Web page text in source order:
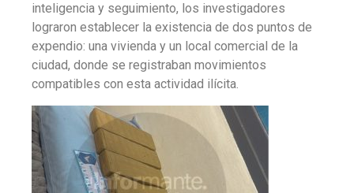
inteligencia y seguimiento, los investigadores
lograron establecer la existencia de dos puntos de
expendio: una vivienda y un local comercial de la
ciudad, donde se registraban movimientos
compatibles con esta actividad ilícita.